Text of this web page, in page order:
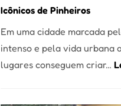
Icônicos de Pinheiros
Em uma cidade marcada
intenso e pela vida urbana
lugares conseguem criar…